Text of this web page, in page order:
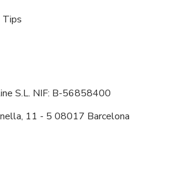
Tips
S.L. NIF: B-56858400
11 - 5 08017 Barcelona